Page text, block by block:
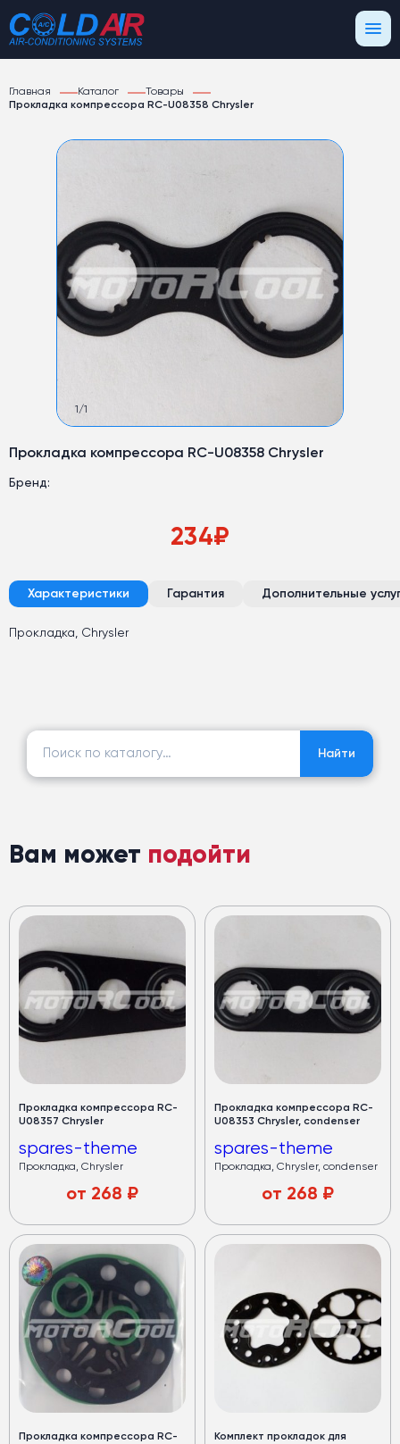
Главная Каталог
Товары
Прокладка компрессора RC-U08358 Chrysler
1 /1
Прокладка компрессора RC-U08358 Chrysler
Бренд:
234₽
Характеристики Гарантия Дополнительные
Прокладка, Chrysler
Найти:
Найти
Вам может подойти
Прокладка компрессора RC-
U08357 Chrysler
spares-theme
Прокладка, Chrysler
от 268 ₽
Прокладка компрессора RC-
U08353 Chrysler, condenser
spares-theme
Прокладка, Chrysler, condenser
от 268 ₽
Прокладка компрессора RC-
Комплект прокладок для